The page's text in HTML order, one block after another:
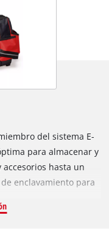
del sistema E-
para almacenar y
hasta un
enclavamiento para
seguro.